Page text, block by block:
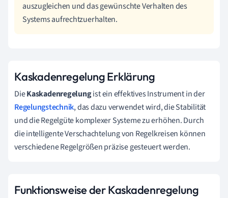
auszugleichen und das gewünschte Verhalten des
Systems aufrechtzuerhalten.
Kaskadenregelung Erklärung
DieKaskadenregelungist ein effektives Instrument in der
Regelungstechnik, das dazu verwendet wird, die Stabilität
und die Regelgüte komplexer Systeme zu erhöhen. Durch
die intelligente Verschachtelung von Regelkreisen können
verschiedene Regelgrößen präzise gesteuert werden.
Funktionsweise der Kaskadenregelung